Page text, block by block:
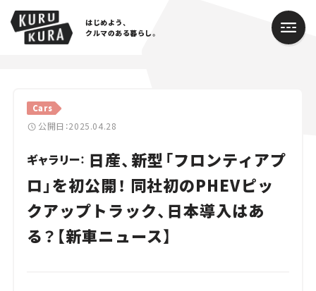
はじめよう、
クルマのある暮らし。
Cars
公開日：2025.04.28
ギャラリー： 日産、新型「フロンティアプ
ロ」を初公開！ 同社初のPHEVピッ
クアップトラック、日本導入はあ
る？【新車ニュース】
Cars
Lifestyle
Traffic
Special